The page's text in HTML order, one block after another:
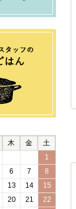
木 金
土
1
6 7
8
13 14
15
20 21
22